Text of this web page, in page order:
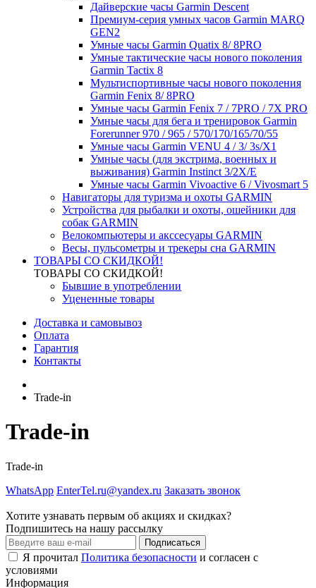
Дайверские часы Garmin Descent
Премиум-серия умных часов Garmin MARQ
GEN2
Умные часы Garmin Quatix 8/ 8PRO
Умные тактические часы нового поколения
Garmin Tactix 8
Мультиспортивные часы нового поколения
Garmin Fenix 8/ 8PRO
Умные часы Garmin Fenix 7 / 7PRO / 7X PRO
Умные часы для бега и тренировок Garmin
Forerunner 970 / 965 / 570/170/165/70/55
Умные часы Garmin VENU 4 / 3/ 3s/X1
Умные часы (для экстрима, военных и
выживания) Garmin Instinct 3/2X/E
Умные часы Garmin Vivoactive 6 / Vivosmart 5
Навигаторы для туризма и охоты GARMIN
Устройства для рыбалки и охоты, ошейники для
собак GARMIN
Велокомпьютеры и акссесуары GARMIN
Весы, пульсометры и трекеры сна GARMIN
ТОВАРЫ СО СКИДКОЙ!
ТОВАРЫ СО СКИДКОЙ!
Бывшие в употреблении
Уцененные товары
Доставка и самовывоз
Оплата
Гарантия
Контакты
Trade-in
Trade-in
Trade-in
WhatsApp EnterTel.ru@yandex.ru Заказать звонок
Хотите узнавать первым об акциях и скидках?
Подпишитесь на нашу рассылку
Подписаться
Я прочитал Политика безопасности и согласен с
условиями
Информация